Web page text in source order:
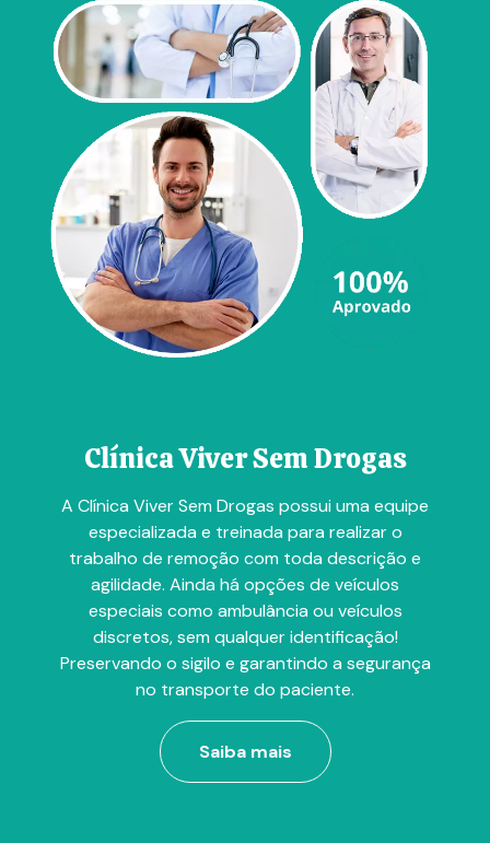
Clínica Viver Sem Drogas
A Clínica Viver Sem Drogas possui uma equipe
especializada e treinada para realizar o
trabalho de remoção com toda descrição e
agilidade. Ainda há opções de veículos
especiais como ambulância ou veículos
discretos, sem qualquer identificação!
Preservando o sigilo e garantindo a segurança
no transporte do paciente.
Saiba mais